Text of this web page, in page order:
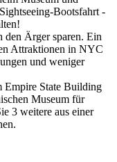
Bootsfahrt -
Ärger sparen. Ein
Attraktionen in NYC
und weniger
Empire State Building
Museum für
3 weitere aus einer